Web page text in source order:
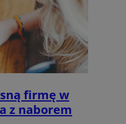
firmę w
z naborem